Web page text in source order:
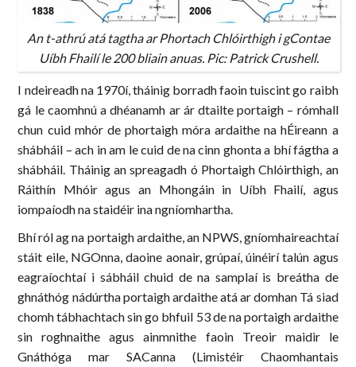
An t-athrú atá tagtha ar Phortach Chlóirthigh i gContae
Uíbh Fhailí le 200 bliain anuas. Pic: Patrick Crushell.
I ndeireadh na 1970í, tháinig borradh faoin tuiscint go raibh
gá le caomhnú a dhéanamh ar ár dtailte portaigh – rómhall
chun cuid mhór de phortaigh móra ardaithe na hÉireann a
shábháil – ach in am le cuid de na cinn ghonta a bhí fágtha a
shábháil. Tháinig an spreagadh ó Phortaigh Chlóirthigh, an
Ráithín Mhóir agus an Mhongáin in Uíbh Fhailí, agus
iompaíodh na staidéir ina ngníomhartha.
Bhí ról ag na portaigh ardaithe, an NPWS, gníomhaireachtaí
stáit eile, NGOnna, daoine aonair, grúpaí, úinéirí talún agus
eagraíochtaí i sábháil chuid de na samplaí is breátha de
ghnáthóg nádúrtha portaigh ardaithe atá ar domhan Tá siad
chomh tábhachtach sin go bhfuil 53 de na portaigh ardaithe
sin roghnaithe agus ainmnithe faoin Treoir maidir le
Gnáthóga mar SACanna (Limistéir Chaomhantais